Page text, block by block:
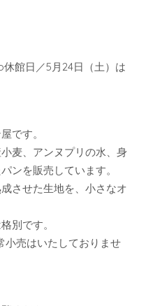
館日／5月24日（土）は
です。
麦、アンヌプリの水、身
ンを販売しています。
させた生地を、小さなオ
別です。
小売はいたしておりませ